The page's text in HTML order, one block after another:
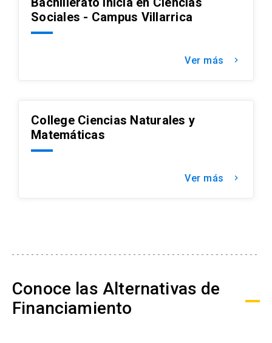
Sociales - Campus Villarrica
Ver más keyboard_arrow_right
College Ciencias Naturales y
Matemáticas
Ver más keyboard_arrow_right
Conoce las Alternativas de
Financiamiento